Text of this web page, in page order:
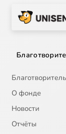
О фонде
Новости
Отчёты